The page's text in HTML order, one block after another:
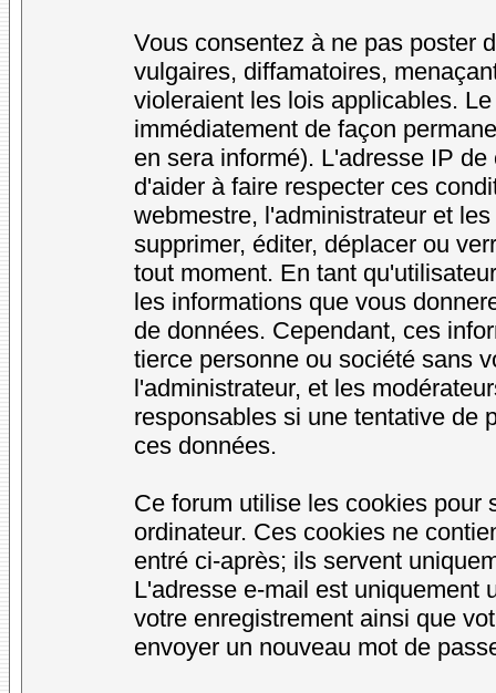
Vous consentez à ne pas poster
vulgaires, diffamatoires,
violeraient les lois applicables.
immédiatement de façon
en sera informé). L'adresse IP
d'aider à faire respecter ces
webmestre, l'administrateur et
supprimer, éditer, déplacer ou
tout moment. En tant
les informations que vous
de données. Cependant, ces
tierce personne ou société sans
l'administrateur, et les
responsables si une tentative de
ces données.
Ce forum utilise les cookies pour
ordinateur. Ces cookies ne
entré ci-après; ils servent
L'adresse e-mail est uniquement
votre enregistrement ainsi que
envoyer un nouveau mot de